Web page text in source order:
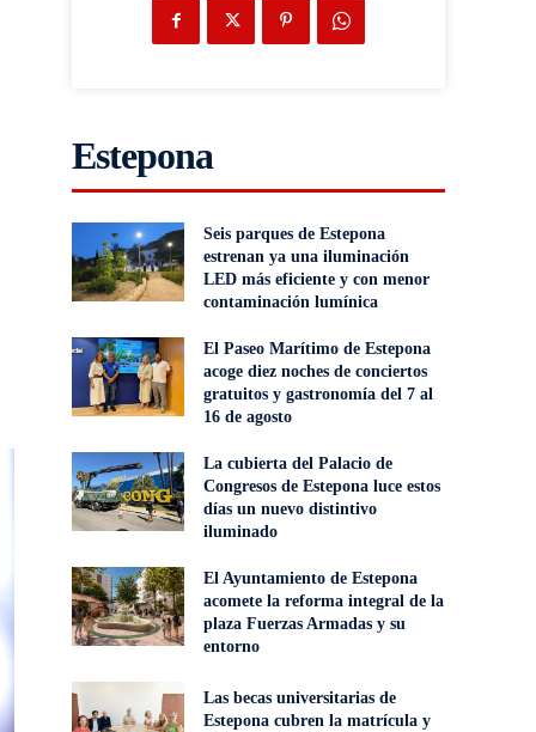
Estepona
Seis parques de Estepona
estrenan ya una iluminación
LED más eficiente y con menor
contaminación lumínica
El Paseo Marítimo de Estepona
acoge diez noches de conciertos
gratuitos y gastronomía del 7 al
16 de agosto
La cubierta del Palacio de
Congresos de Estepona luce estos
días un nuevo distintivo
iluminado
El Ayuntamiento de Estepona
acomete la reforma integral de la
plaza Fuerzas Armadas y su
entorno
Las becas universitarias de
Estepona cubren la matrícula y